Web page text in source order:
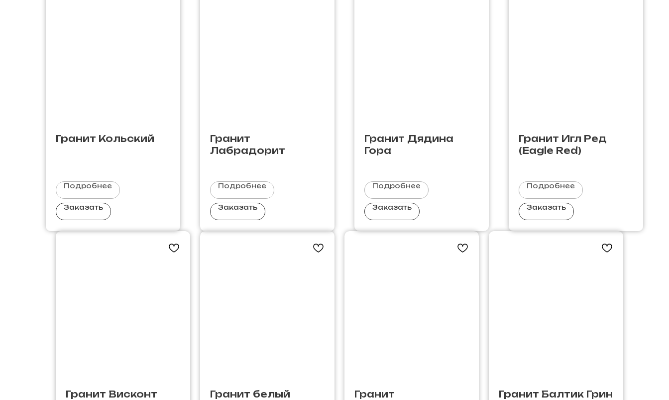
Гранит Кольский
Подробнее
Заказать
Гранит
Лабрадорит
Подробнее
Заказать
Гранит Дядина
Гора
Подробнее
Заказать
Гранит Игл Ред
(Eagle Red)
Подробнее
Заказать
Гранит Висконт
Гранит белый
Гранит
Гранит Балтик Грин